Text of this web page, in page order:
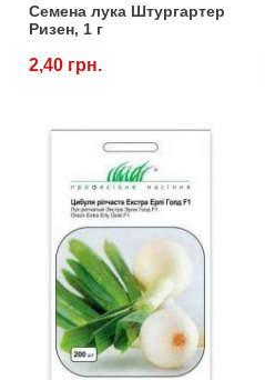
Семена лука Штургартер
Ризен, 1 г
2,40 грн.